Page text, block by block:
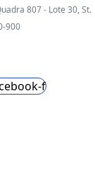
807 - Lote 30, St.
900
f